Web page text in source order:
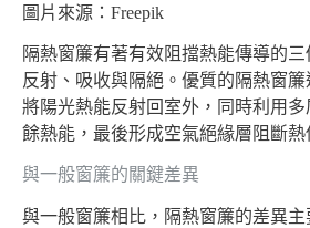
圖片來源：Freepik
隔熱窗簾有著有效阻擋熱能傳導的三
反射、吸收與隔絕。優質的隔熱窗
將陽光熱能反射回室外，同時利用
餘熱能，最後形成空氣絕緣層阻斷熱
與一般窗簾的關鍵差異
與一般窗簾相比，隔熱窗簾的差異